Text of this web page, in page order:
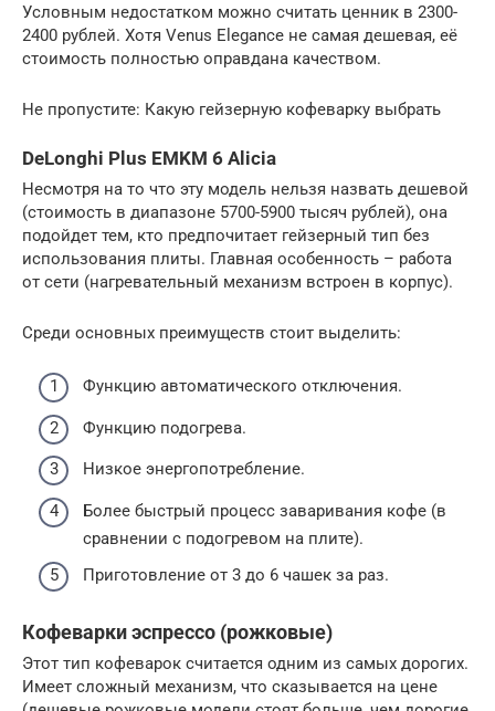
Условным недостатком можно считать ценник в 2300-
2400 рублей. Хотя Venus Elegance не самая дешевая, её
стоимость полностью оправдана качеством.
Не пропустите: Какую гейзерную кофеварку выбрать
DeLonghi Plus EMKM 6 Alicia
Несмотря на то что эту модель нельзя назвать дешевой
(стоимость в диапазоне 5700-5900 тысяч рублей), она
подойдет тем, кто предпочитает гейзерный тип без
использования плиты. Главная особенность – работа
от сети (нагревательный механизм встроен в корпус).
Среди основных преимуществ стоит выделить:
Функцию автоматического отключения.
Функцию подогрева.
Низкое энергопотребление.
Более быстрый процесс заваривания кофе (в
сравнении с подогревом на плите).
Приготовление от 3 до 6 чашек за раз.
Кофеварки эспрессо (рожковые)
Этот тип кофеварок считается одним из самых дорогих.
Имеет сложный механизм, что сказывается на цене